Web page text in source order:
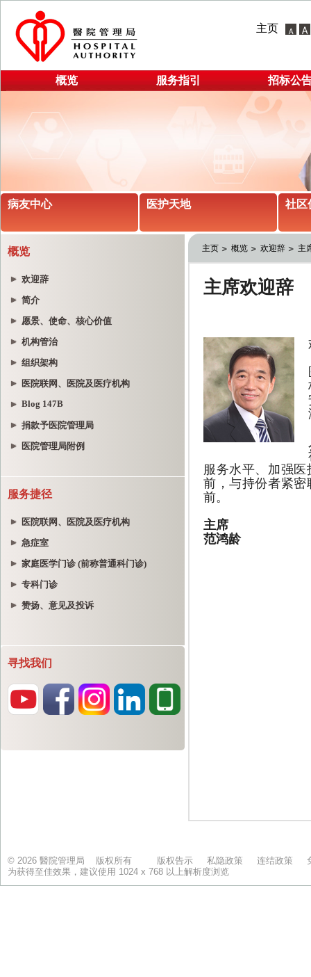
主页
概览 服务指引 招标公
病友中心 医护天地 社区
概览
欢迎辞
简介
愿景、使命、核心价值
机构管治
组织架构
医院联网、医院及医疗机构
Blog 147B
捐款予医院管理局
医院管理局附例
服务捷径
医院联网、医院及医疗机构
急症室
家庭医学门诊 (前称普通科门诊)
专科门诊
赞扬、意见及投诉
寻找我们
主页 概览 欢迎辞 主
© 2026 醫院管理局 版权所有 版权告示 私隐政策 连结政策
为获得至佳效果，建议使用 1024 x 768 以上解析度浏览